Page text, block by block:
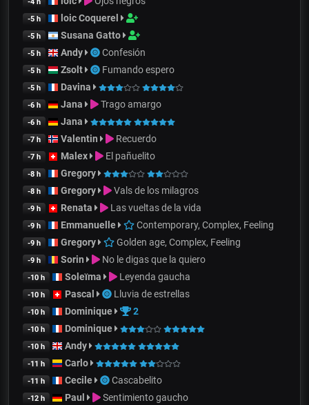
-5 h loic Coquerel
-5 h Susana Gatto
-5 h Andy Confesión
-5 h Zsolt Fumando espero
-5 h Davina
-6 h Jana Trago amargo
-6 h Jana
-7 h Valentin Recuerdo
-7 h Malex El pañuelito
-8 h Gregory
-8 h Gregory Vals de los milagros
-9 h Renata Las vueltas de la vida
-9 h Emmanuelle Contemporary, Complex, Feeling
-9 h Gregory Golden age, Complex, Feeling
-9 h Sorin No le digas que la quiero
-10 h Soleïma Leyenda gaucha
-10 h Pascal Lluvia de estrellas
-10 h Dominique 2
-10 h Dominique
-10 h Andy
-11 h Carlo
-11 h Cecile Cascabelito
-12 h Paul Sentimiento gaucho